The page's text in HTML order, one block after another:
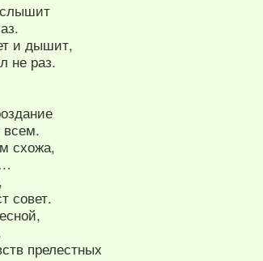
и дышит,
не раз.
всем.
схожа,
совет.
прелестных